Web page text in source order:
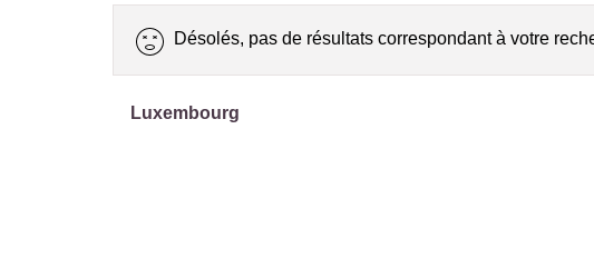
Désolés, pas de résultats correspondant à votre
Luxembourg